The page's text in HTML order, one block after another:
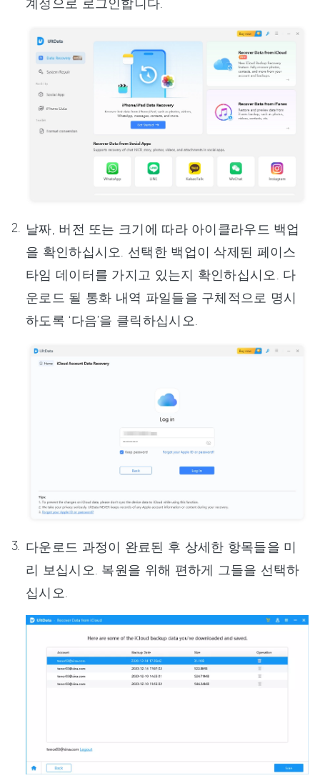
날짜, 버전 또는 크기에 따라 아이클라우드 백업
을 확인하십시오. 선택한 백업이 삭제된 페이스
타임 데이터를 가지고 있는지 확인하십시오. 다
운로드 될 통화 내역 파일들을 구체적으로 명시
하도록 ‘다음’을 클릭하십시오.
다운로드 과정이 완료된 후 상세한 항목들을 미
리 보십시오. 복원을 위해 편하게 그들을 선택하
십시오.